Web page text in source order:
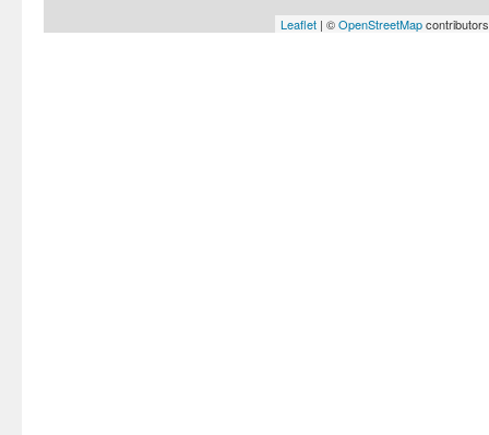
Leaflet | ©OpenStreetMapcontributors